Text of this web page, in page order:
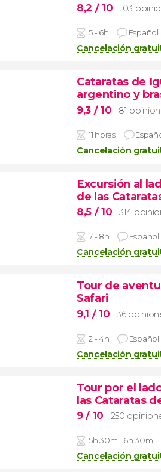
8,2 / 10 103
5 - 6h Español
Cancelación
Cataratas de
argentino y
9,3 / 10 81
11 horas
Cancelación
Excursión al
de las
8,5 / 10 314
7 - 8h Español
Cancelación
Tour de
Safari
9,1 / 10 36
2 - 4h Español
Cancelación
Tour por el
las Cataratas
9/ 10 250
5h 30m - 6h 30m
Cancelación